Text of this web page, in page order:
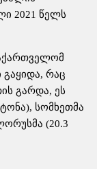
2021 წელს
რაც
გარდა, ეს
სომხეთმა
(20.3